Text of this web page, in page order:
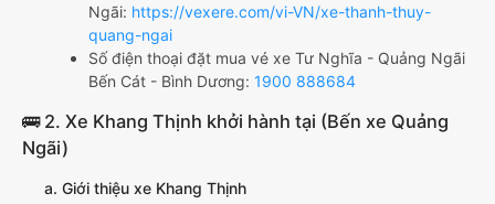
Ngãi: https://vexere.com/vi-VN/xe-thanh-thuy-
quang-ngai
Số điện thoại đặt mua vé xe Tư Nghĩa - Quảng Ngãi
Bến Cát - Bình Dương: 1900 888684
🚌 2. Xe Khang Thịnh khởi hành tại (Bến xe Quảng
Ngãi)
a. Giới thiệu xe Khang Thịnh